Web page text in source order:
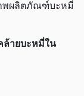
พผลิตภัณฑ์บะหมี่
ล้ายบะหมี่ใน